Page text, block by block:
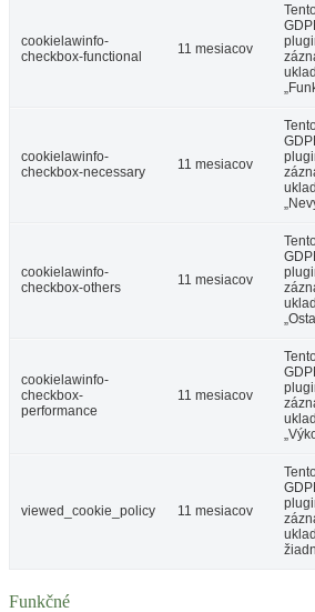
cookielawinfo-
checkbox-functional
11 mesiacov
cookielawinfo-
checkbox-necessary
11 mesiacov
cookielawinfo-
checkbox-others
11 mesiacov
cookielawinfo-
checkbox-
performance
11 mesiacov
viewed_cookie_policy 11 mesiacov
Funkčné